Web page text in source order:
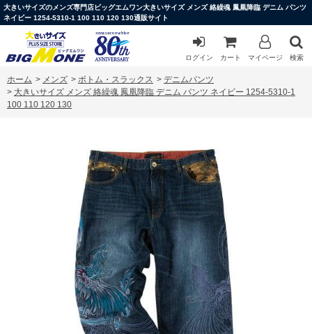
大きいサイズのメンズ専門店ビッグエムワン大きいサイズ メンズ 絡繰魂 鳳凰降臨 デニム パンツ
ネイビー 1254-5310-1 100 110 120 130通販サイト
ログイン カート マイページ 検索
ホーム > メンズ > ボトム・スラックス > デニムパンツ
> 大きいサイズ メンズ 絡繰魂 鳳凰降臨 デニム パンツ ネイビー 1254-5310-1
100 110 120 130